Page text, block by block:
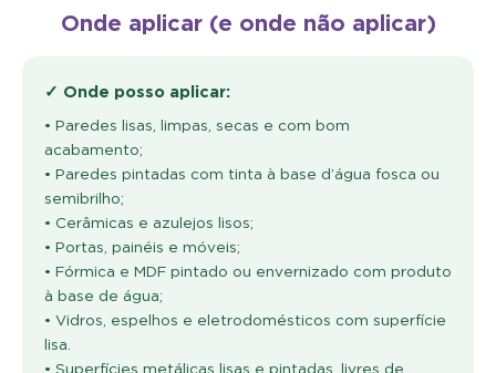
Onde aplicar (e onde não aplicar)
✓ Onde posso aplicar:
• Paredes lisas, limpas, secas e com bom
acabamento;
• Paredes pintadas com tinta à base d’água fosca ou
semibrilho;
• Cerâmicas e azulejos lisos;
• Portas, painéis e móveis;
• Fórmica e MDF pintado ou envernizado com produto
à base de água;
• Vidros, espelhos e eletrodomésticos com superfície
lisa.
• Superfícies metálicas lisas e pintadas, livres de